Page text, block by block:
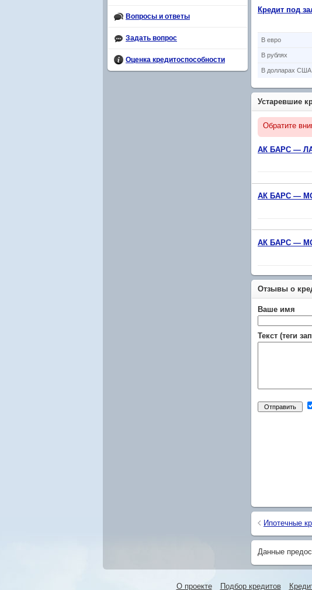
Кредит под
В eвро
В рублях
В долларах США
Устаревшие
Обратите
АК БАРС —
АК БАРС —
АК БАРС —
Отзывы о
Ваше имя
Текст (теги
Ипотечные
Данные
Вопросы и ответы
Задать вопрос
Оценка кредитоспособности
О проекте Подбор кредитов